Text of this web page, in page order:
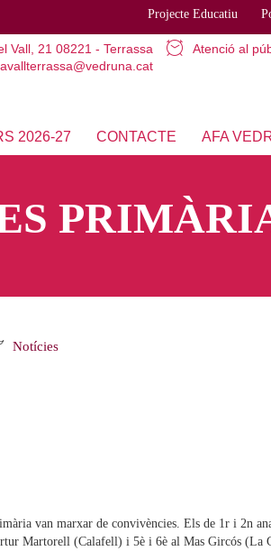
Projecte Educatiu
Vall, 21 08221 - Terrassa
Atenció al
2026-27 CONTACTE AFA
Notícies
van marxar de convivències. Els de 1r i 2n
Martorell (Calafell) i 5è i 6è al Mas Gircós (La